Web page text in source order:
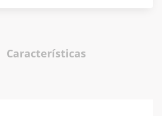
Características